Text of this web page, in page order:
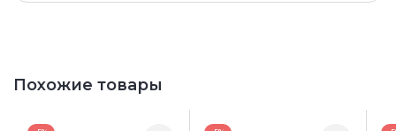
Похожие товары